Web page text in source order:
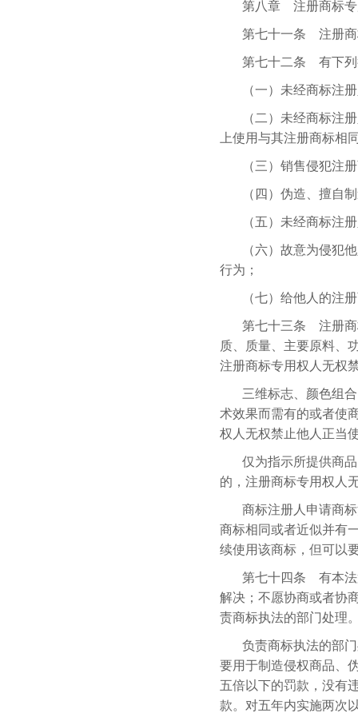
第八章 注册商标专
第七十一条 注册商
第七十二条 有下列
（一）未经商标注
（二）未经商标注
上使用与其注册商标相
（三）销售侵犯注
（四）伪造、擅自
（五）未经商标注
（六）故意为侵犯
行为；
（七）给他人的注
第七十三条 注册商
质、质量、主要原料、
注册商标专用权人无权
三维标志、颜色组
术效果而需有的或者使
权人无权禁止他人正当
仅为指示所提供商
的，注册商标专用权人
商标注册人申请商
商标相同或者近似并有
续使用该商标，但可以
第七十四条 有本法
解决；不愿协商或者协
责商标执法的部门处理
负责商标执法的部
要用于制造侵权商品、
五倍以下的罚款，没有
款。对五年内实施两次